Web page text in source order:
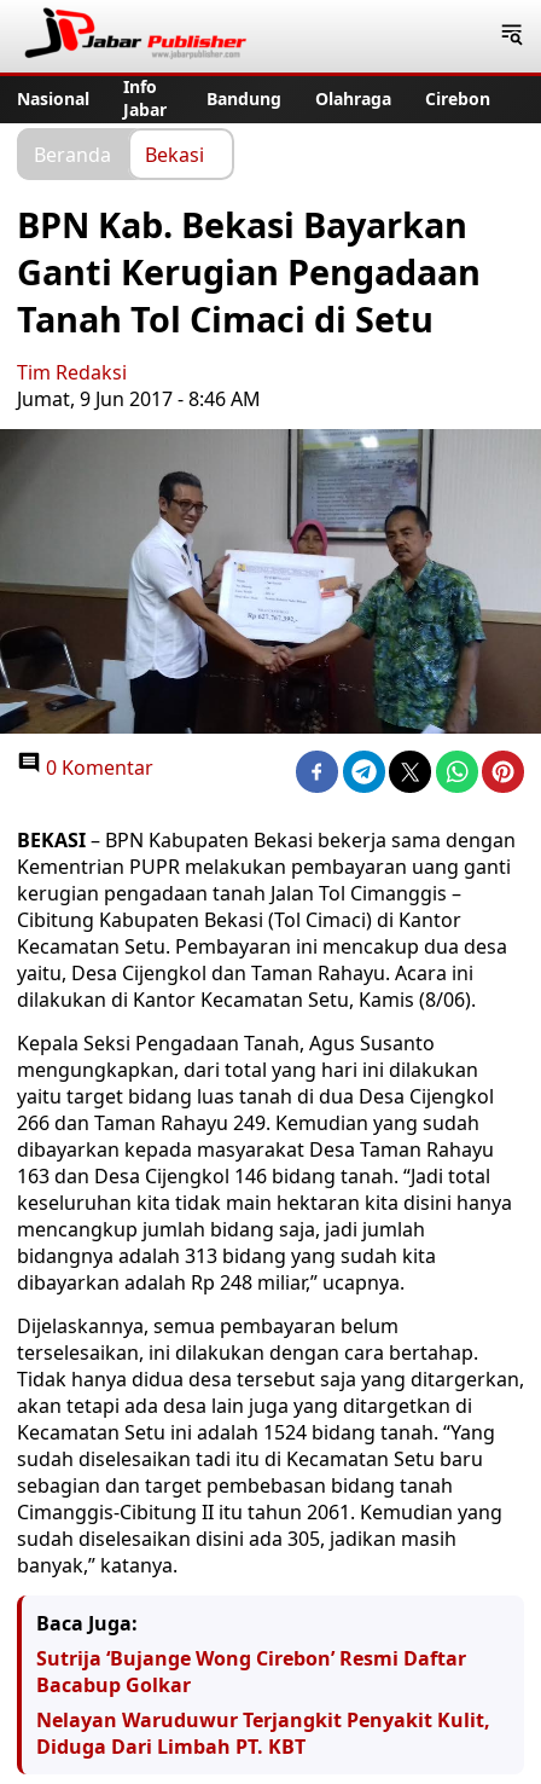
Nasional
Info
Jabar
Bandung Olahraga Cirebon
Beranda Bekasi
BPN Kab. Bekasi Bayarkan
Ganti Kerugian Pengadaan
Tanah Tol Cimaci di Setu
Tim Redaksi
Jumat, 9 Jun 2017 - 8:46 AM
0 Komentar
BEKASI– BPN Kabupaten Bekasi bekerja sama dengan
Kementrian PUPR melakukan pembayaran uang ganti
kerugian pengadaan tanah Jalan Tol Cimanggis –
Cibitung Kabupaten Bekasi (Tol Cimaci) di Kantor
Kecamatan Setu. Pembayaran ini mencakup dua desa
yaitu, Desa Cijengkol dan Taman Rahayu. Acara ini
dilakukan di Kantor Kecamatan Setu, Kamis (8/06).
Kepala Seksi Pengadaan Tanah, Agus Susanto
mengungkapkan, dari total yang hari ini dilakukan
yaitu target bidang luas tanah di dua Desa Cijengkol
266 dan Taman Rahayu 249. Kemudian yang sudah
dibayarkan kepada masyarakat Desa Taman Rahayu
163 dan Desa Cijengkol 146 bidang tanah. “Jadi total
keseluruhan kita tidak main hektaran kita disini hanya
mencangkup jumlah bidang saja, jadi jumlah
bidangnya adalah 313 bidang yang sudah kita
dibayarkan adalah Rp 248 miliar,” ucapnya.
Dijelaskannya, semua pembayaran belum
terselesaikan, ini dilakukan dengan cara bertahap.
Tidak hanya didua desa tersebut saja yang ditargerkan,
akan tetapi ada desa lain juga yang ditargetkan di
Kecamatan Setu ini adalah 1524 bidang tanah. “Yang
sudah diselesaikan tadi itu di Kecamatan Setu baru
sebagian dan target pembebasan bidang tanah
Cimanggis-Cibitung II itu tahun 2061. Kemudian yang
sudah diselesaikan disini ada 305, jadikan masih
banyak,” katanya.
Baca Juga:
Sutrija ‘Bujange Wong Cirebon’ Resmi Daftar
Bacabup Golkar
Nelayan Waruduwur Terjangkit Penyakit Kulit,
Diduga Dari Limbah PT. KBT